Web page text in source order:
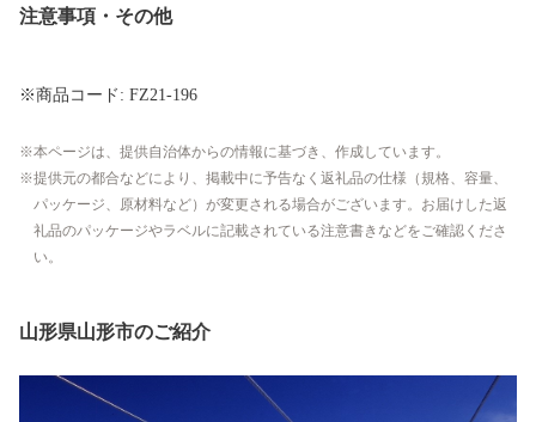
注意事項・その他
※商品コード: FZ21-196
本ページは、提供自治体からの情報に基づき、作成しています。
提供元の都合などにより、掲載中に予告なく返礼品の仕様（規格、容量、
パッケージ、原材料など）が変更される場合がございます。お届けした返
礼品のパッケージやラベルに記載されている注意書きなどをご確認くださ
い。
山形県山形市のご紹介